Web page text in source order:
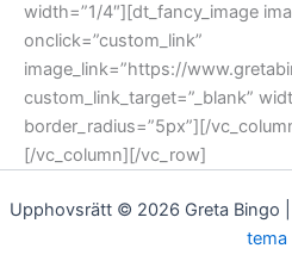
width=”1/4″][dt_fancy_image
onclick=”custom_link”
image_link=”https://
custom_link_target=”_blank”
border_radius=”5px”][/
[/vc_column][/vc_row]
Upphovsrätt © 2026 Greta Bingo
tema